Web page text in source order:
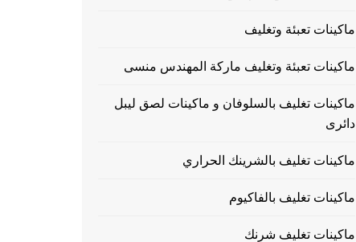
ماكينات تعبئة وتغليف
ماكينات تعبئة وتغليف ماركة المهندس منسى
ماكينات تغليف بالسلوفان و ماكينات لصق ليبل
دائرى
ماكينات تغليف بالشرينك الحراري
ماكينات تغليف بالفاكيوم
ماكينات تغليف شرنك